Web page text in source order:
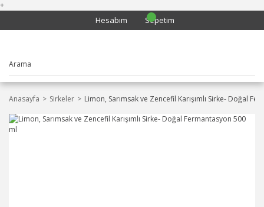
+
Hesabım Sepetim
Anasayfa Sirkeler Limon, Sarımsak ve Zencefil Karışımlı Sirke- Doğal